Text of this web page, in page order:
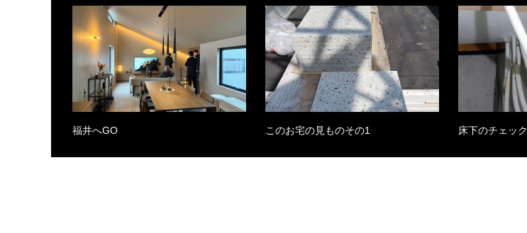
福井へGO このお宅の見ものその1 床下のチェック